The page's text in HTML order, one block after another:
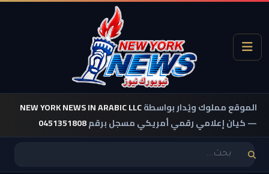
الموقع مملوك ويُدار بواسطةNEW YORK NEWS IN ARABIC LLC
— كيان إعلامي رقمي أمريكي مسجل برقم0451351808